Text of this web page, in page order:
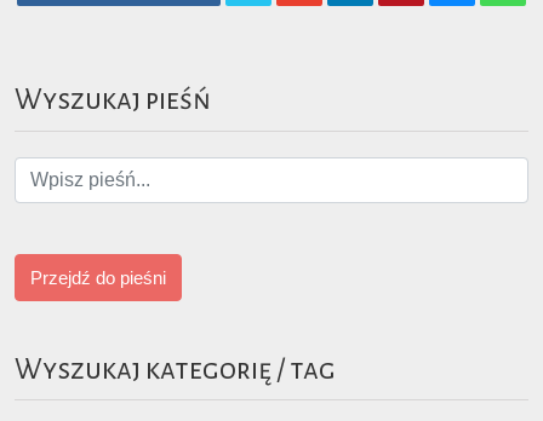
Wyszukaj pieśń
Przejdź do pieśni
Wyszukaj kategorię / tag